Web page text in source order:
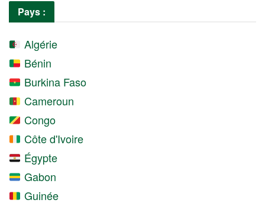
Pays :
Algérie
Bénin
Burkina Faso
Cameroun
Congo
Côte d'Ivoire
Égypte
Gabon
Guinée